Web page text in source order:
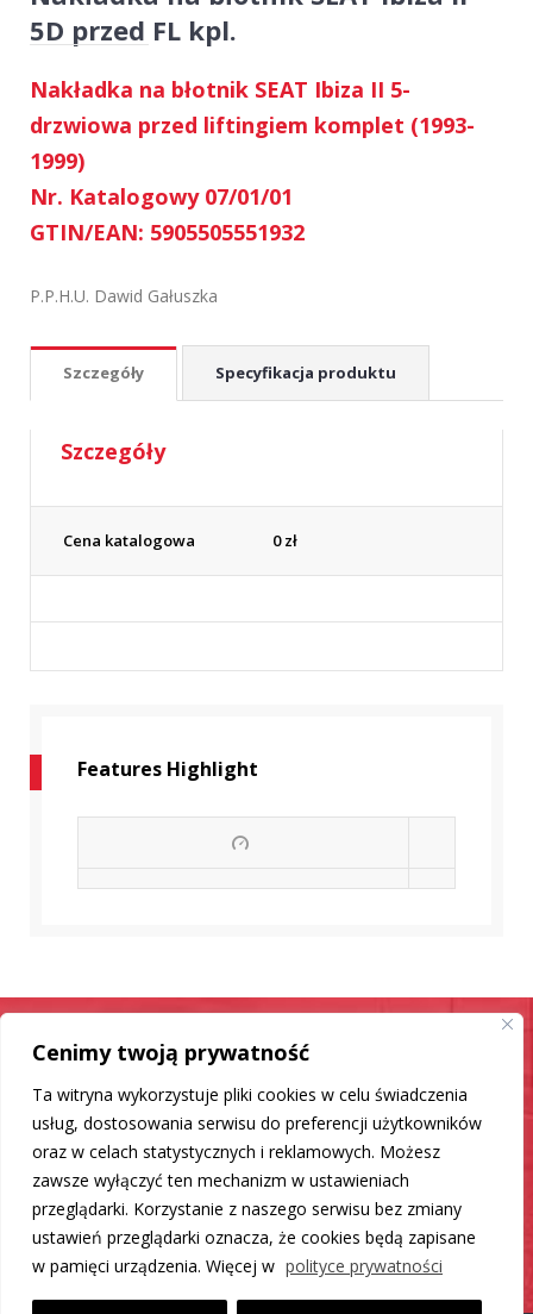
Cenimy twoją prywatność
Ta witryna wykorzystuje pliki cookies w celu świadczenia
usług, dostosowania serwisu do preferencji użytkowników
oraz w celach statystycznych i reklamowych. Możesz
zawsze wyłączyć ten mechanizm w ustawieniach
przeglądarki. Korzystanie z naszego serwisu bez zmiany
ustawień przeglądarki oznacza, że cookies będą zapisane
w pamięci urządzenia. Więcej w polityce prywatności
5D przed FL kpl.
Nakładka na błotnik SEAT Ibiza II 5-
drzwiowa przed liftingiem komplet (1993-
1999)
Nr. Katalogowy 07/01/01
GTIN/EAN: 5905505551932
P.P.H.U. Dawid Gałuszka
Szczegóły Specyfikacja produktu
Szczegóły
Cena katalogowa 0zł
Features Highlight
Samochód jak nowy
Mamy dla Ciebie rozwiązanie
DO LISTY PRODUKTÓW